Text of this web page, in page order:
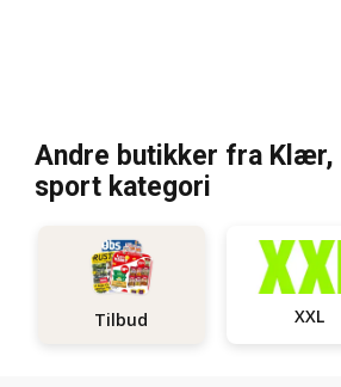
Andre butikker fra
sport kategori
Tilbud XXL